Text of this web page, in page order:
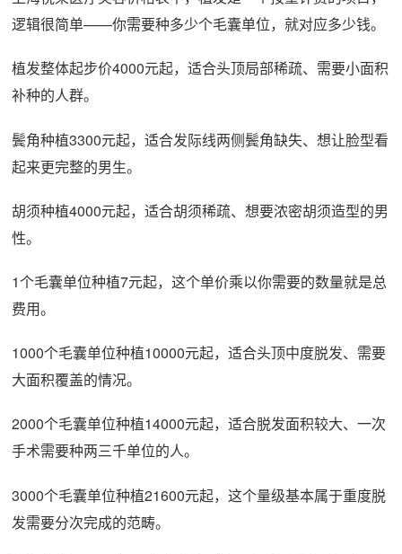
逻辑很简单——你需要种多少个毛囊单位，就对应多少钱。
植发整体起步价4000元起，适合头顶局部稀疏、需要小面积
补种的人群。
鬓角种植3300元起，适合发际线两侧鬓角缺失、想让脸型看
起来更完整的男生。
胡须种植4000元起，适合胡须稀疏、想要浓密胡须造型的男
性。
1个毛囊单位种植7元起，这个单价乘以你需要的数量就是总
费用。
1000个毛囊单位种植10000元起，适合头顶中度脱发、需要
大面积覆盖的情况。
2000个毛囊单位种植14000元起，适合脱发面积较大、一次
手术需要种两三千单位的人。
3000个毛囊单位种植21600元起，这个量级基本属于重度脱
发需要分次完成的范畴。